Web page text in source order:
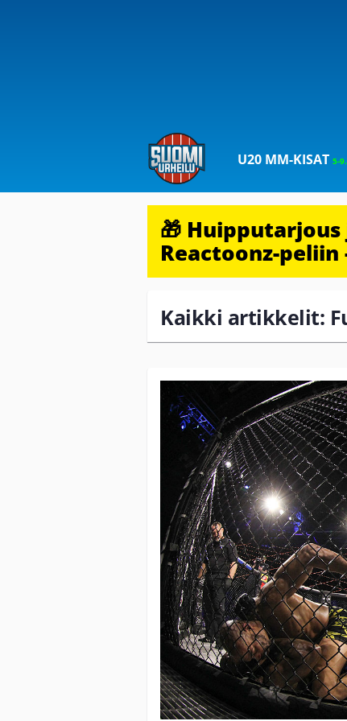
U20 MM-KISAT5-
🎁
Reactoonz-
Kaikki artikkelit: